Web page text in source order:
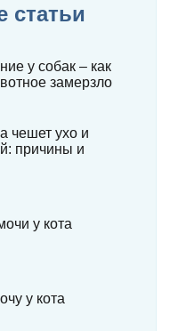
статьи
у собак – как
замерзло
чешет ухо и
причины и
у кота
у кота